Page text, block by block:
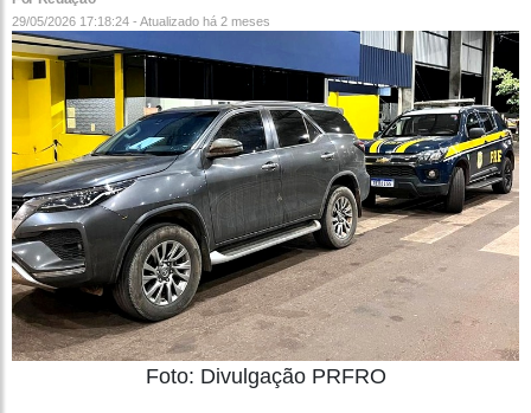
29/05/2026 17:18:24 - Atualizado há 2 meses
Foto: Divulgação PRFRO